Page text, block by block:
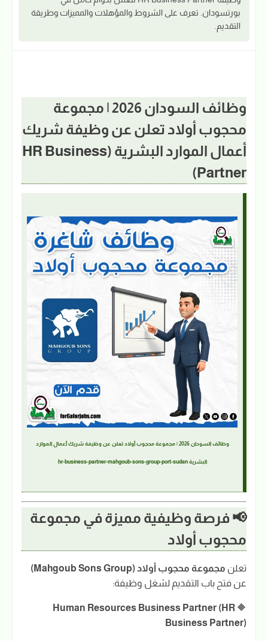
بورتسودان. تعرف على الشروط والمؤهلات والمميزات وطريقة
التقديم.
وظائف السودان 2026 | مجموعة
محجوب أولاد تعلن عن وظيفة شريك
أعمال الموارد البشرية (HR Business
Partner)
وظائف السودان 2026 | مجموعة محجوب أولاد تعلن عن وظيفة شريك أعمال الموارد
البشرية hr-business-partner-mahgoub-sons-group-port-sudan
📢 فرصة وظيفية مميزة في مجموعة
محجوب أولاد
تعلن مجموعة محجوب أولاد (Mahgoub Sons Group)
عن فتح باب التقديم لشغل وظيفة:
🔶
Human Resources Business Partner (HR
Business Partner)